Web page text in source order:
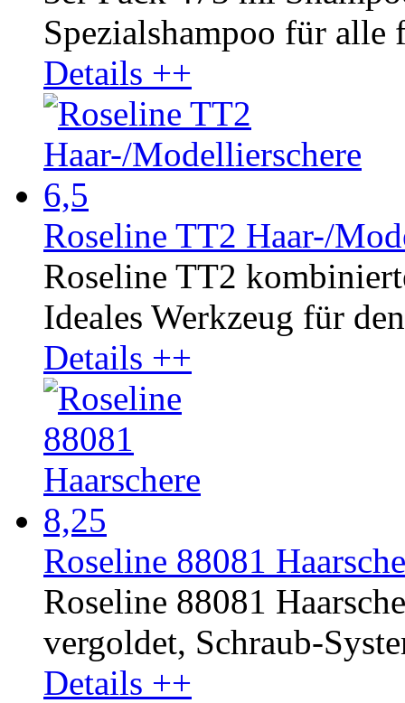
Spezialshampoo für alle
Details ++
Roseline TT2 Haar-/
Roseline TT2
Ideales Werkzeug für
Details ++
Roseline 88081
Roseline 88081
vergoldet, Schraub-
Details ++